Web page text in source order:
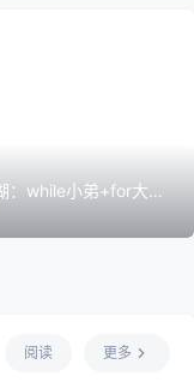
：while小弟+for大哥
阅读 更多